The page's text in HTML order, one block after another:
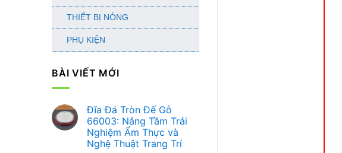
THIẾT BỊ NÓNG
PHỤ KIỆN
BÀI VIẾT MỚI
Đĩa Đá Tròn Đế Gỗ
66003: Nâng Tầm Trải
Nghiệm Ẩm Thực và
Nghệ Thuật Trang Trí